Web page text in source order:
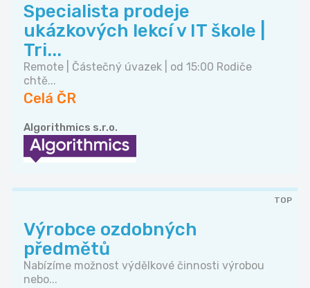
Specialista prodeje
ukázkových lekcí v IT škole |
Tri...
Remote | Částečný úvazek | od 15:00 Rodiče
chtě...
Celá ČR
Algorithmics s.r.o.
TOP
Výrobce ozdobných
předmětů
Nabízíme možnost výdělkové činnosti výrobou
nebo...